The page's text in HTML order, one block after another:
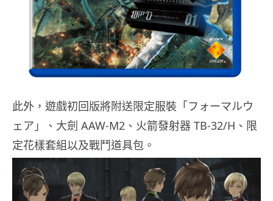
此外，遊戲初回版將附送限定服裝「フォーマルウ
ェア」、大劍 AAW-M2、火箭發射器 TB-32/H、限
定花樣套組以及戰鬥道具包。